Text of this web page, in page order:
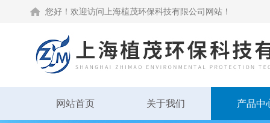
您好！欢迎访问上海植茂环保科技有限公司网站！
网站首页 关于我们 产品中